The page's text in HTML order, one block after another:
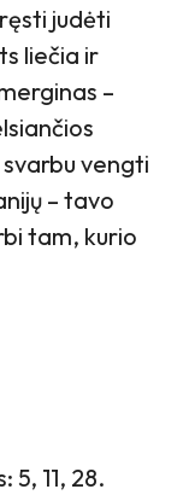
judėti
liečia ir
–
vengti
– tavo
tam, kurio
5, 11, 28.